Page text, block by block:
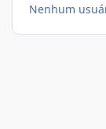
Nenhum